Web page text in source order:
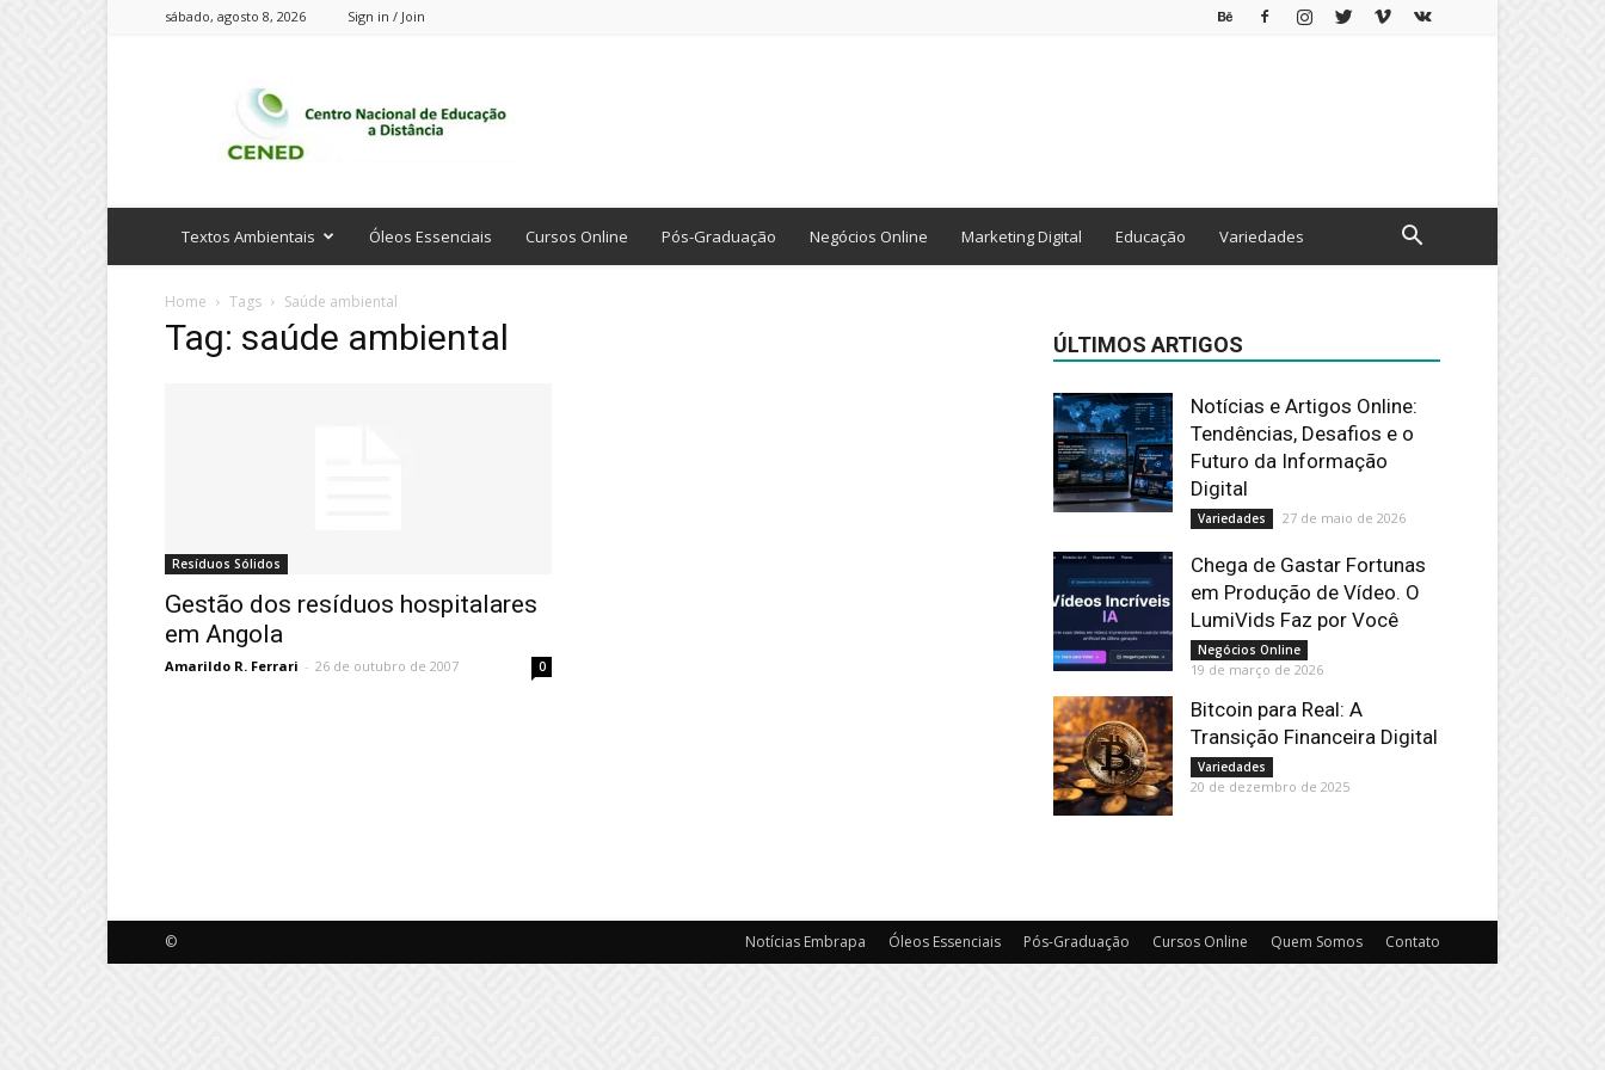
sábado, agosto 8, 2026 Sign in / Join
Cursos
Online
Textos Ambientais Óleos Essenciais Cursos Online Pós-Graduação Negócios Online Marketing Digital Educação Variedades
Home Tags Saúde ambiental
Tag: saúde ambiental
Resíduos Sólidos
Gestão dos resíduos hospitalares
em Angola
Amarildo R. Ferrari - 26 de outubro de 2007 0
ÚLTIMOS ARTIGOS
Notícias e Artigos Online:
Tendências, Desafios e o
Futuro da Informação
Digital
Variedades 27 de maio de 2026
Chega de Gastar Fortunas
em Produção de Vídeo. O
LumiVids Faz por Você
Negócios Online
19 de março de 2026
Bitcoin para Real: A
Transição Financeira Digital
Variedades
20 de dezembro de 2025
Notícias Embrapa Óleos Essenciais Pós-Graduação Cursos Online Quem Somos Contato
©